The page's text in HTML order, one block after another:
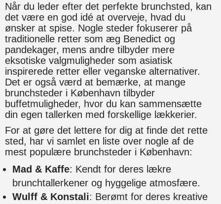
Når du leder efter det perfekte brunchsted, kan
det være en god idé at overveje, hvad du
ønsker at spise. Nogle steder fokuserer på
traditionelle retter som æg Benedict og
pandekager, mens andre tilbyder mere
eksotiske valgmuligheder som asiatisk
inspirerede retter eller veganske alternativer.
Det er også værd at bemærke, at mange
brunchsteder i København tilbyder
buffetmuligheder, hvor du kan sammensætte
din egen tallerken med forskellige lækkerier.
For at gøre det lettere for dig at finde det rette
sted, har vi samlet en liste over nogle af de
mest populære brunchsteder i København:
Mad & Kaffe: Kendt for deres lækre
brunchtallerkener og hyggelige atmosfære.
Wulff & Konstali: Berømt for deres kreative